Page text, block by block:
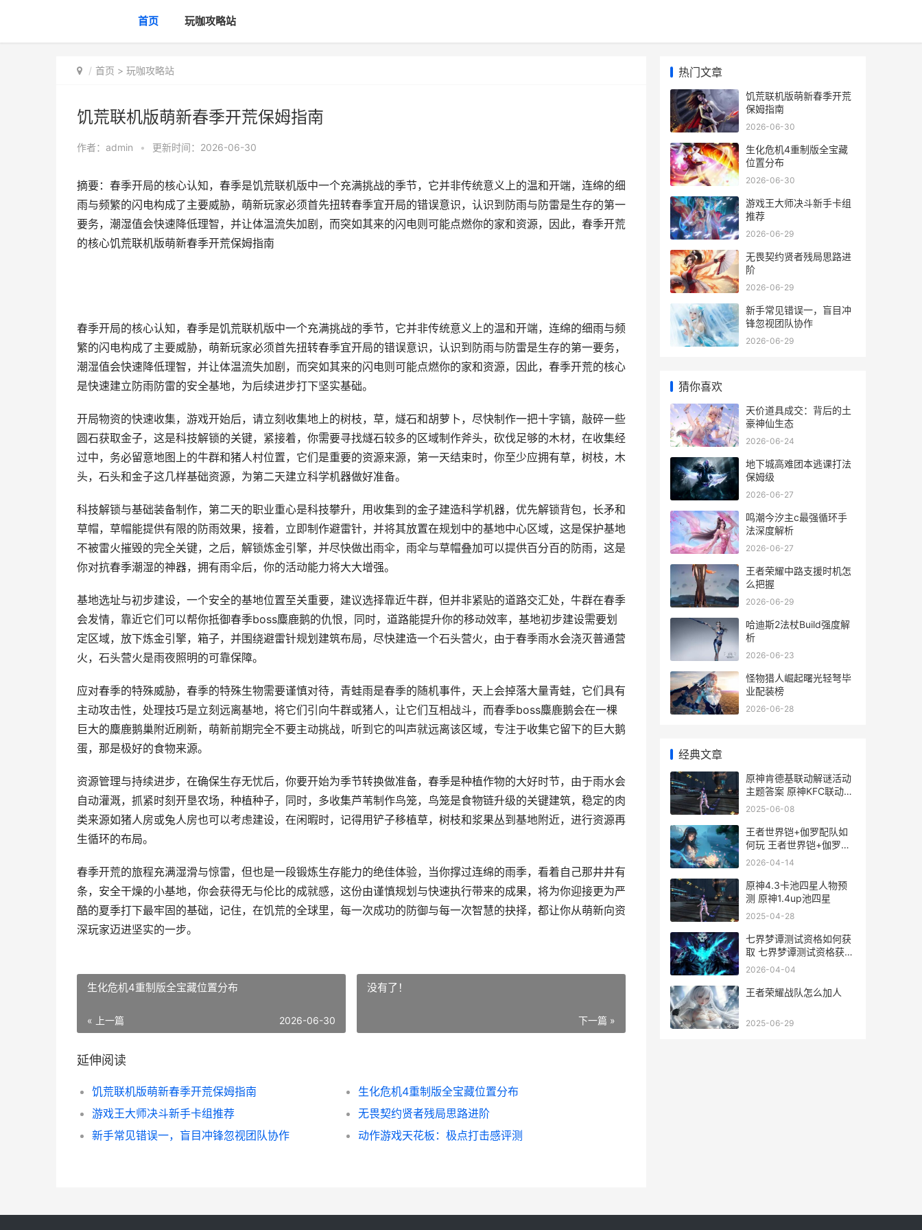
首页 玩咖攻略站
首页 > 玩咖攻略站
饥荒联机版萌新春季开荒保姆指南
作者： admin • 更新时间：2026-06-30
摘要：春季开局的核心认知，春季是饥荒联机版中一个充满挑战的季节，它并非传统意义上的温和开端，连绵的细
雨与频繁的闪电构成了主要威胁，萌新玩家必须首先扭转春季宜开局的错误意识，认识到防雨与防雷是生存的第一
要务，潮湿值会快速降低理智，并让体温流失加剧，而突如其来的闪电则可能点燃你的家和资源，因此，春季开荒
的核心饥荒联机版萌新春季开荒保姆指南
春季开局的核心认知，春季是饥荒联机版中一个充满挑战的季节，它并非传统意义上的温和开端，连绵的细雨与频
繁的闪电构成了主要威胁，萌新玩家必须首先扭转春季宜开局的错误意识，认识到防雨与防雷是生存的第一要务，
潮湿值会快速降低理智，并让体温流失加剧，而突如其来的闪电则可能点燃你的家和资源，因此，春季开荒的核心
是快速建立防雨防雷的安全基地，为后续进步打下坚实基础。
开局物资的快速收集，游戏开始后，请立刻收集地上的树枝，草，燧石和胡萝卜，尽快制作一把十字镐，敲碎一些
圆石获取金子，这是科技解锁的关键，紧接着，你需要寻找燧石较多的区域制作斧头，砍伐足够的木材，在收集经
过中，务必留意地图上的牛群和猪人村位置，它们是重要的资源来源，第一天结束时，你至少应拥有草，树枝，木
头，石头和金子这几样基础资源，为第二天建立科学机器做好准备。
科技解锁与基础装备制作，第二天的职业重心是科技攀升，用收集到的金子建造科学机器，优先解锁背包，长矛和
草帽，草帽能提供有限的防雨效果，接着，立即制作避雷针，并将其放置在规划中的基地中心区域，这是保护基地
不被雷火摧毁的完全关键，之后，解锁炼金引擎，并尽快做出雨伞，雨伞与草帽叠加可以提供百分百的防雨，这是
你对抗春季潮湿的神器，拥有雨伞后，你的活动能力将大大增强。
基地选址与初步建设，一个安全的基地位置至关重要，建议选择靠近牛群，但并非紧贴的道路交汇处，牛群在春季
会发情，靠近它们可以帮你抵御春季boss麋鹿鹅的仇恨，同时，道路能提升你的移动效率，基地初步建设需要划
定区域，放下炼金引擎，箱子，并围绕避雷针规划建筑布局，尽快建造一个石头营火，由于春季雨水会浇灭普通营
火，石头营火是雨夜照明的可靠保障。
应对春季的特殊威胁，春季的特殊生物需要谨慎对待，青蛙雨是春季的随机事件，天上会掉落大量青蛙，它们具有
主动攻击性，处理技巧是立刻远离基地，将它们引向牛群或猪人，让它们互相战斗，而春季boss麋鹿鹅会在一棵
巨大的麋鹿鹅巢附近刷新，萌新前期完全不要主动挑战，听到它的叫声就远离该区域，专注于收集它留下的巨大鹅
蛋，那是极好的食物来源。
资源管理与持续进步，在确保生存无忧后，你要开始为季节转换做准备，春季是种植作物的大好时节，由于雨水会
自动灌溉，抓紧时刻开垦农场，种植种子，同时，多收集芦苇制作鸟笼，鸟笼是食物链升级的关键建筑，稳定的肉
类来源如猪人房或兔人房也可以考虑建设，在闲暇时，记得用铲子移植草，树枝和浆果丛到基地附近，进行资源再
生循环的布局。
春季开荒的旅程充满湿滑与惊雷，但也是一段锻炼生存能力的绝佳体验，当你撑过连绵的雨季，看着自己那井井有
条，安全干燥的小基地，你会获得无与伦比的成就感，这份由谨慎规划与快速执行带来的成果，将为你迎接更为严
酷的夏季打下最牢固的基础，记住，在饥荒的全球里，每一次成功的防御与每一次智慧的抉择，都让你从萌新向资
深玩家迈进坚实的一步。
生化危机4重制版全宝藏位置分布
« 上一篇 2026-06-30
没有了！
下一篇 »
延伸阅读
饥荒联机版萌新春季开荒保姆指南
生化危机4重制版全宝藏位置分布
游戏王大师决斗新手卡组推荐
无畏契约贤者残局思路进阶
新手常见错误一，盲目冲锋忽视团队协作
动作游戏天花板：极点打击感评测
热门文章
饥荒联机版萌新春季开荒
保姆指南
2026-06-30
生化危机4重制版全宝藏
位置分布
2026-06-30
游戏王大师决斗新手卡组
推荐
2026-06-29
无畏契约贤者残局思路进
阶
2026-06-29
新手常见错误一，盲目冲
锋忽视团队协作
2026-06-29
猜你喜欢
天价道具成交：背后的土
豪神仙生态
2026-06-24
地下城高难团本逃课打法
保姆级
2026-06-27
鸣潮今汐主c最强循环手
法深度解析
2026-06-27
王者荣耀中路支援时机怎
么把握
2026-06-29
哈迪斯2法杖Build强度解
析
2026-06-23
怪物猎人崛起曙光轻弩毕
业配装榜
2026-06-28
经典文章
原神肯德基联动解谜活动
主题答案 原神KFC联动解
谜第一天答案 原神肯德基
2025-06-08
王者世界铠+伽罗配队如
何玩 王者世界铠+伽罗配
队方法策略 王者荣铠
2026-04-14
原神4.3卡池四星人物预
测 原神1.4up池四星
2025-04-28
七界梦谭测试资格如何获
取 七界梦谭测试资格获取
方式 七界传说蝶梦是谁
2026-04-04
王者荣耀战队怎么加人
2025-06-29